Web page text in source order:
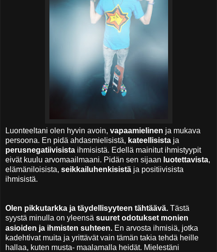
Luonteeltani olen hyvin avoin, vapaamielinen ja mukava
persoona. En pidä ahdasmielisistä, kateellisista ja
perusnegatiivisista ihmisistä. Edellä mainitut ihmistyypit
eivät kuulu arvomaailmaani. Pidän sen sijaan luotettavista,
elämäniloisista, seikkailuhenkisistä ja positiivisista
ihmisistä.
Olen pikkutarkka ja täydellisyyteen tähtäävä. Tästä
syystä minulla on yleensä suuret odotukset monien
asioiden ja ihmisten suhteen. En arvosta ihmisiä, jotka
kadehtivat muita ja yrittävät vain tämän takia tehdä heille
hallaa, kuten musta- maalamalla heidät. Mielestäni